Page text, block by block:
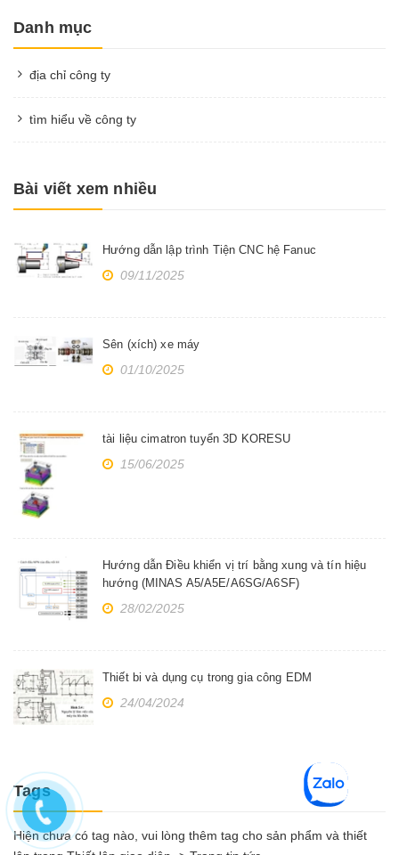
Danh mục
địa chỉ công ty
tìm hiểu về công ty
Bài viết xem nhiều
Hướng dẫn lập trình Tiện CNC hệ Fanuc
09/11/2025
Sên (xích) xe máy
01/10/2025
tài liệu cimatron tuyển 3D KORESU
15/06/2025
Hướng dẫn Điều khiển vị trí bằng xung và tín hiệu
hướng (MINAS A5/A5E/A6SG/A6SF)
28/02/2025
Thiết bi và dụng cụ trong gia công EDM
24/04/2024
Tags
Hiện chưa có tag nào, vui lòng thêm tag cho sản phẩm và thiết